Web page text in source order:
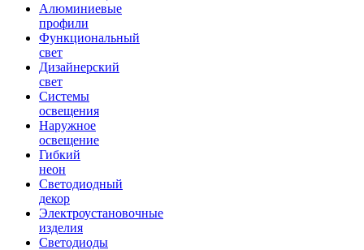
Алюминиевые
профили
Функциональный
свет
Дизайнерский
свет
Системы
освещения
Наружное
освещение
Гибкий
неон
Светодиодный
декор
Электроустановочные
изделия
Светодиоды